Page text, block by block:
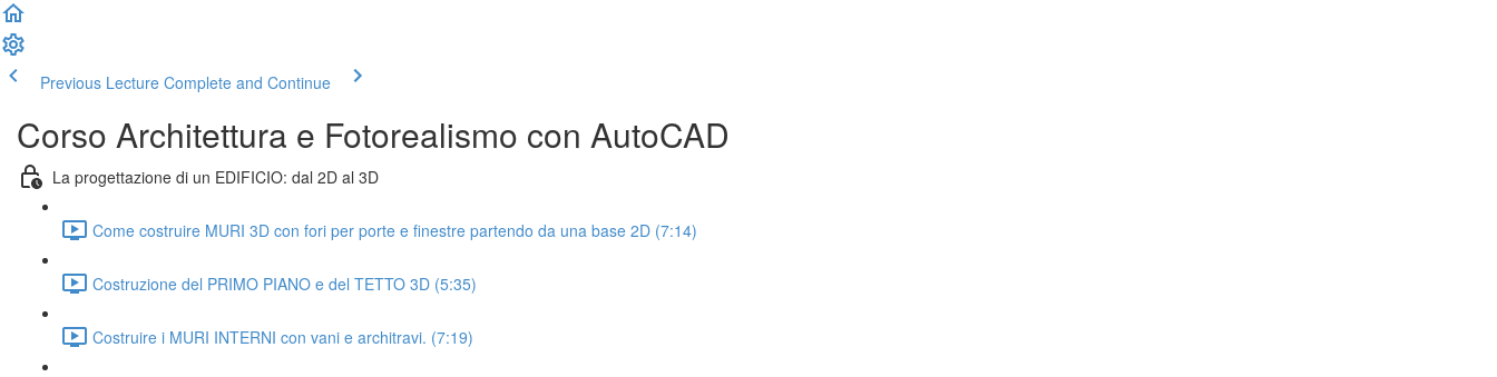
Previous Lecture Complete and Continue
Corso Architettura e Fotorealismo con AutoCAD
La progettazione di un EDIFICIO: dal 2D al 3D
Come costruire MURI 3D con fori per porte e finestre partendo da una base 2D (7:14)
Costruzione del PRIMO PIANO e del TETTO 3D (5:35)
Costruire i MURI INTERNI con vani e architravi. (7:19)